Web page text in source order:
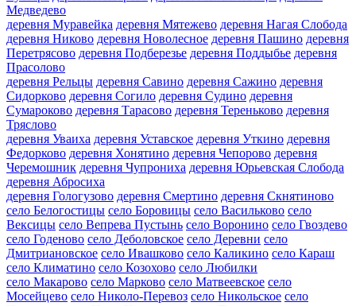
Медведево
деревня Муравейка деревня Мятежево деревня Нагая Слобода
деревня Никово деревня Новолесное деревня Пашино деревня
Перетрясово деревня Подберезье деревня Поддыбье деревня
Прасолово
деревня Рельцы деревня Савино деревня Сажино деревня
Сидорково деревня Согило деревня Судино деревня
Сумароково деревня Тарасово деревня Тереньково деревня
Тряслово
деревня Уваиха деревня Уставское деревня Уткино деревня
Федорково деревня Хонятино деревня Чепорово деревня
Черемошник деревня Чупрониха деревня Юрьевская Слобода
деревня Абросиха
деревня Гологузово деревня Смертино деревня Скнятиново
село Белогостицы село Боровицы село Васильково село
Вексицы село Вепрева Пустынь село Воронино село Гвоздево
село Годеново село Деболовское село Деревни село
Дмитриановское село Ивашково село Каликино село Караш
село Климатино село Козохово село Любилки
село Макарово село Марково село Матвеевское село
Мосейцево село Николо-Перевоз село Никольское село